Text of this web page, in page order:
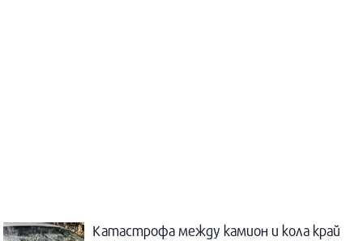
Катастрофа между камион и кола край